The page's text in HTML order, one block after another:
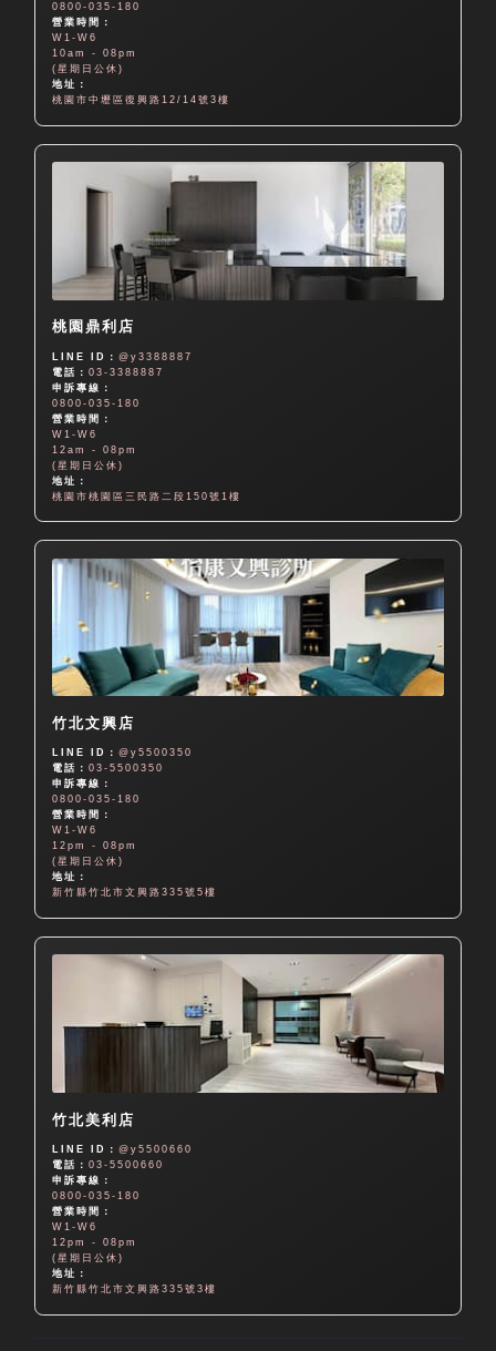
0800-035-180
營業時間：
W1-W6
10am - 08pm
(星期日公休)
地址：
桃園市中壢區復興路12/14號3樓
桃園鼎利店
LINE ID：@y3388887
電話：03-3388887
申訴專線：
0800-035-180
營業時間：
W1-W6
12am - 08pm
(星期日公休)
地址：
桃園市桃園區三民路二段150號1樓
竹北文興店
LINE ID：@y5500350
電話：03-5500350
申訴專線：
0800-035-180
營業時間：
W1-W6
12pm - 08pm
(星期日公休)
地址：
新竹縣竹北市文興路335號5樓
竹北美利店
LINE ID：@y5500660
電話：03-5500660
申訴專線：
0800-035-180
營業時間：
W1-W6
12pm - 08pm
(星期日公休)
地址：
新竹縣竹北市文興路335號3樓